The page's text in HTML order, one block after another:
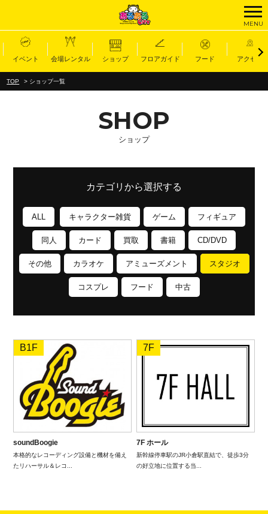
MENU
イベント 会場レンタル ショップ フロアガイド フード アクセス
TOP > ショップ一覧
SHOP
ショップ
カテゴリから選択する
ALL キャラクター雑貨 ゲーム フィギュア
同人 カード 買取 書籍 CD/DVD
その他 カラオケ アミューズメント スタジオ
コスプレ フード 中古
B1F
soundBoogie
本格的なレコーディング設備と機材を備え
たリハーサル＆レコ...
7F
7F ホール
新幹線停車駅のJR小倉駅直結で、徒歩3分
の好立地に位置する当...